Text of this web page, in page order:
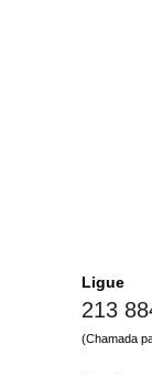
Ligue
213
(Chamada